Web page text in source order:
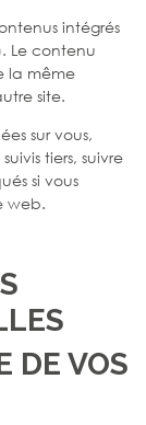
intégrés
Le contenu
la même
site.
sur vous,
tiers, suivre
si vous
web.
DE VOS